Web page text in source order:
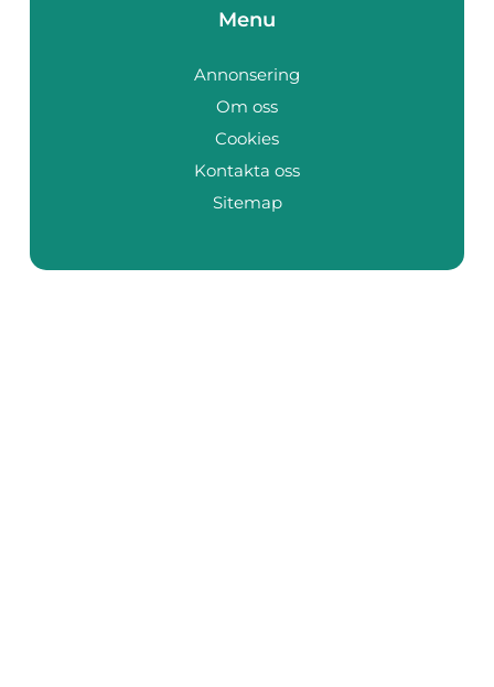
Menu
Annonsering
Om oss
Cookies
Kontakta oss
Sitemap